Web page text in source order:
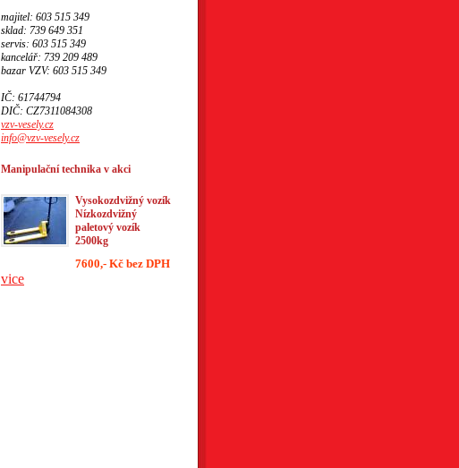
majitel: 603 515 349
sklad: 739 649 351
servis: 603 515 349
kancelář: 739 209 489
bazar VZV: 603 515 349
IČ: 61744794
DIČ: CZ7311084308
vzv-vesely.cz
info@vzv-vesely.cz
Manipulační technika v akci
Vysokozdvižný vozík
Nízkozdvižný
paletový vozík
2500kg
7600,- Kč bez DPH
vice